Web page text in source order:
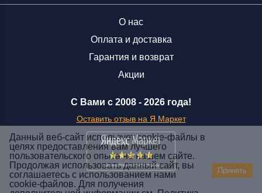
С Вами с 2008 - 2026 года!
Оставить отзыв на Я.Маркет
О нас
Оплата и доставка
Гарантия и возврат
Акции
Заказать звонок
+7 (929) 551-70-07
Ежедневно 9:00-20:00
Данный веб-сайт использует cookie-файлы в
целях предоставления вам лучшего
пользовательского опыта на нашем сайте.
Продолжая использовать данный сайт, вы
соглашаетесь с использованием нами
cookie-файлов. Для получения
Принять